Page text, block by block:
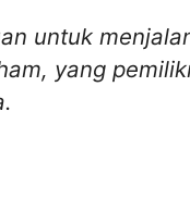
untuk
yang